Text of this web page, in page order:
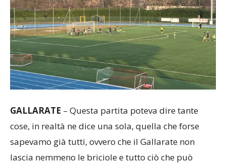
GALLARATE – Questa partita poteva dire tante
cose, in realtà ne dice una sola, quella che forse
sapevamo già tutti, ovvero che il Gallarate non
lascia nemmeno le briciole e tutto ciò che può